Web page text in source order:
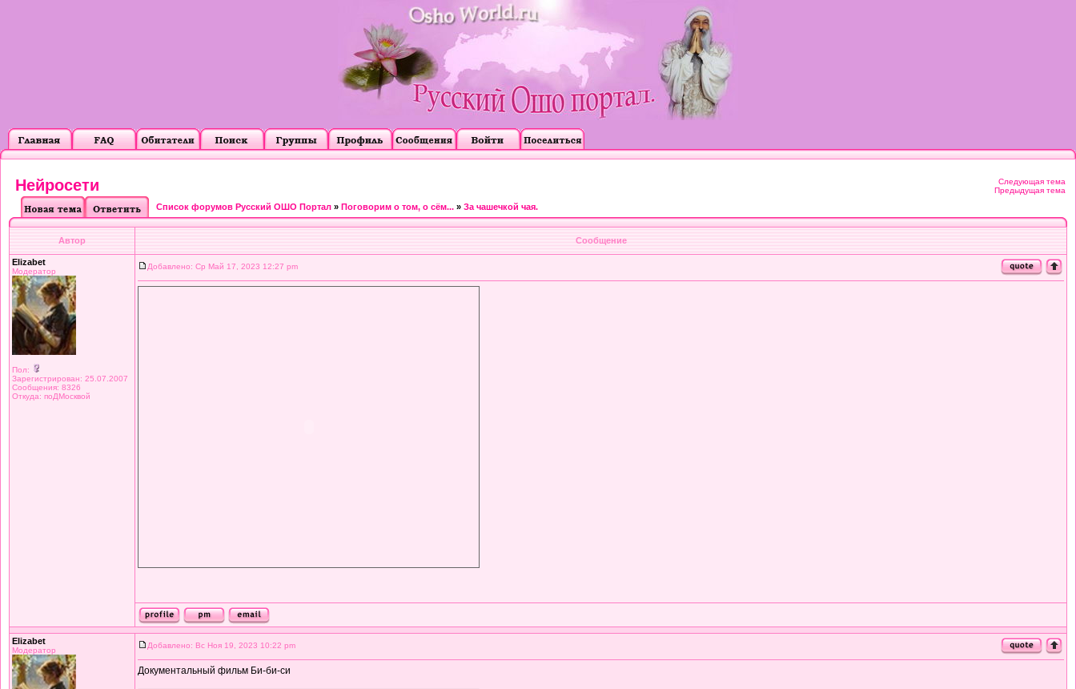
Нейросети
Следующая тема
Предыдущая тема
Список форумов Русский ОШО Портал » Поговорим о том, о сём... » За чашечкой чая.
Автор Сообщение
Elizabet
Модератор
Пол:
Зарегистрирован: 25.07.2007
Сообщения: 8326
Откуда: поДМосквой
Добавлено: Ср Май 17, 2023 12:27 pm
Elizabet
Модератор
Добавлено: Вс Ноя 19, 2023 10:22 pm
Документальный фильм Би-би-си